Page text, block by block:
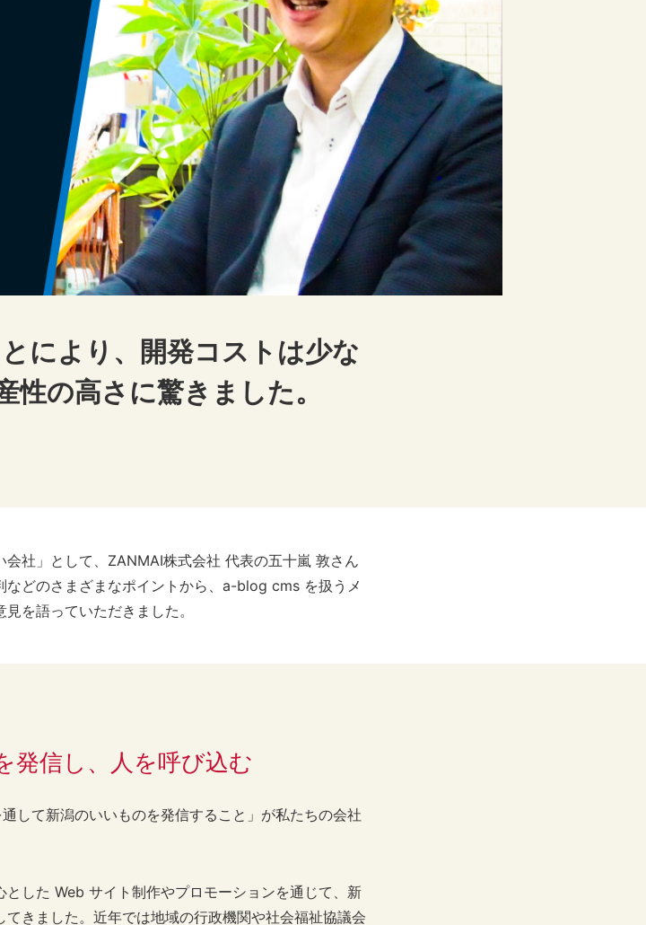
により、開発コストは少な
性の高さに驚きました。
社」として、ZANMAI株式会社 代表の五十嵐 敦さん
どのさまざまなポイントから、a-blog cms を扱うメ
を語っていただきました。
発信し、人を呼び込む
して新潟のいいものを発信すること」が私たちの会社
した Web サイト制作やプロモーションを通じて、新
きました。近年では地域の行政機関や社会福祉協議会